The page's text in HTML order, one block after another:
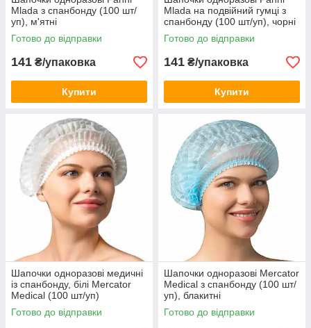
Mlada з спанбонду (100 шт/
уп), м'ятні
Готово до відправки
141 ₴/упаковка
Купити
Mlada на подвійний гумці з
спанбонду (100 шт/уп), чорні
Готово до відправки
141 ₴/упаковка
Купити
Шапочки одноразові медичні
із спанбонду, білі Mercator
Medical (100 шт/уп)
Готово до відправки
Шапочки одноразові Mercator
Medical з спанбонду (100 шт/
уп), блакитні
Готово до відправки